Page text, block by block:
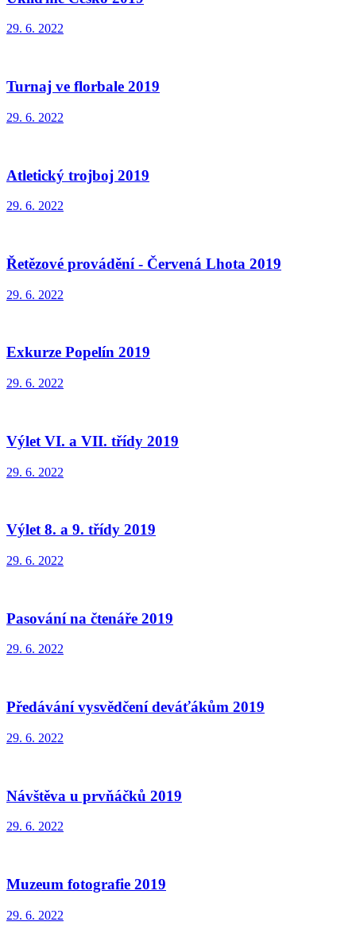
29. 6. 2022
Turnaj ve florbale 2019
29. 6. 2022
Atletický trojboj 2019
29. 6. 2022
Řetězové provádění - Červená Lhota 2019
29. 6. 2022
Exkurze Popelín 2019
29. 6. 2022
Výlet VI. a VII. třídy 2019
29. 6. 2022
Výlet 8. a 9. třídy 2019
29. 6. 2022
Pasování na čtenáře 2019
29. 6. 2022
Předávání vysvědčení deváťákům 2019
29. 6. 2022
Návštěva u prvňáčků 2019
29. 6. 2022
Muzeum fotografie 2019
29. 6. 2022